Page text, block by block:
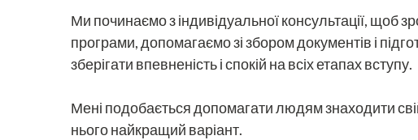
Ми починаємо з індивідуальної консультації, щоб
програми, допомагаємо зі збором документів і
зберігати впевненість і спокій на всіх етапах вступу.
Мені подобається допомагати людям знаходити
нього найкращий варіант.